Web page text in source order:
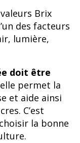
Brix
des facteurs
lumière,
doit être
permet la
et aide ainsi
C’est
la bonne